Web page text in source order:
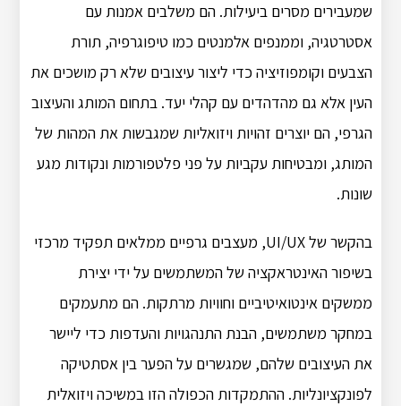
שמעבירים מסרים ביעילות. הם משלבים אמנות עם
אסטרטגיה, וממנפים אלמנטים כמו טיפוגרפיה, תורת
הצבעים וקומפוזיציה כדי ליצור עיצובים שלא רק מושכים את
העין אלא גם מהדהדים עם קהלי יעד. בתחום המותג והעיצוב
הגרפי, הם יוצרים זהויות ויזואליות שמגבשות את המהות של
המותג, ומבטיחות עקביות על פני פלטפורמות ונקודות מגע
שונות.
בהקשר של UI/UX, מעצבים גרפיים ממלאים תפקיד מרכזי
בשיפור האינטראקציה של המשתמשים על ידי יצירת
ממשקים אינטואיטיביים וחוויות מרתקות. הם מתעמקים
במחקר משתמשים, הבנת התנהגויות והעדפות כדי ליישר
את העיצובים שלהם, שמגשרים על הפער בין אסתטיקה
לפונקציונליות. ההתמקדות הכפולה הזו במשיכה ויזואלית